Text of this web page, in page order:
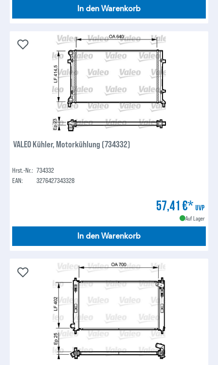
In den Warenkorb
VALEO Kühler, Motorkühlung (734332)
Hrst.-Nr.: 734332
EAN:
3276427343328
57,41 €* UVP
Auf Lager
In den Warenkorb